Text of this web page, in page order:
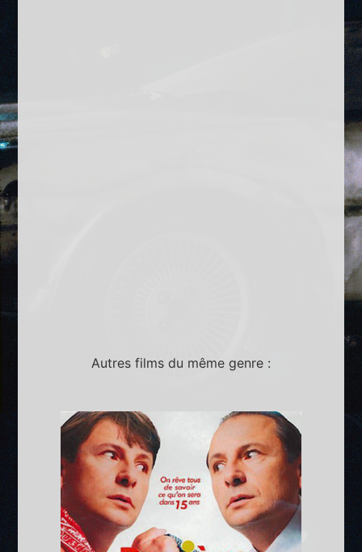
Autres films du même genre :